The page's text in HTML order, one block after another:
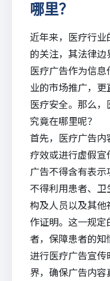
哪里？
近年来，医疗行
的关注，其法律边
医疗广告作为信
业的市场推广，
医疗安全。那么
究竟在哪里呢？
首先，医疗广告
疗效或进行虚假
广告不得含有表示
不得利用患者、
构及人员以及其
作证明。这一规
者，保障患者的
进行医疗广告宣
界，确保广告内